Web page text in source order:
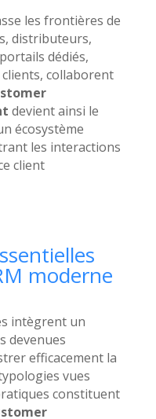
les frontières de
distributeurs,
dédiés,
collaborent
devient ainsi le
écosystème
les interactions
client
moderne
intègrent un
devenues
efficacement la
vues
constituent